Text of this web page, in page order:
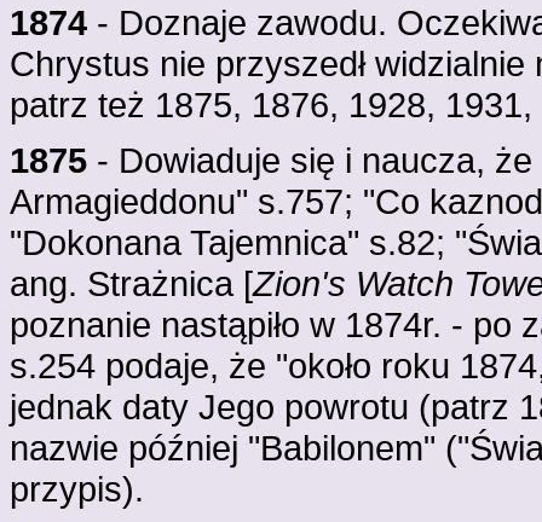
1874 - Doznaje zawodu.
Chrystus nie przyszedł
patrz też 1875, 1876, 1928,
1875 - Dowiaduje się i naucza,
Armagieddonu" s.757; "Co
"Dokonana Tajemnica" s.82;
ang. Strażnica [Zion's Watch
poznanie nastąpiło w 1874r. - po
s.254 podaje, że "około roku
jednak daty Jego powrotu (patrz
nazwie później "Babilonem"
przypis).